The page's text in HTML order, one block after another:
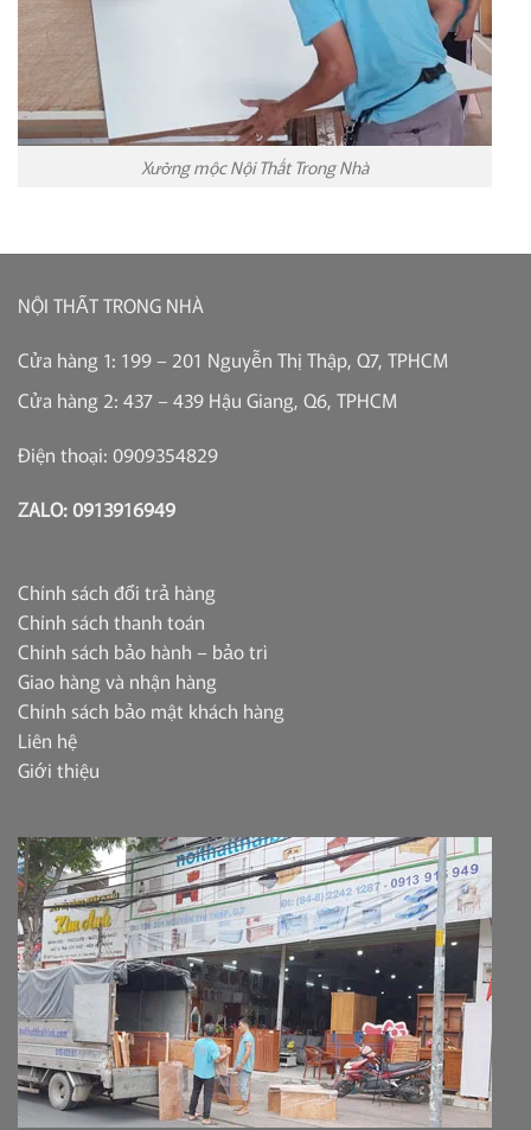
Xưởng mộc Nội Thất Trong Nhà
NỘI THẤT TRONG NHÀ
Cửa hàng 1: 199 – 201 Nguyễn Thị Thập, Q7, TPHCM
Cửa hàng 2: 437 – 439 Hậu Giang, Q6, TPHCM
Điện thoại: 0909354829
ZALO: 0913916949
Chính sách đổi trả hàng
Chính sách thanh toán
Chính sách bảo hành – bảo trì
Giao hàng và nhận hàng
Chính sách bảo mật khách hàng
Liên hệ
Giới thiệu